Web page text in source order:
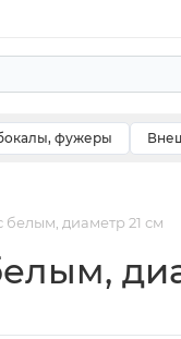
фужеры
диаметр 21 см